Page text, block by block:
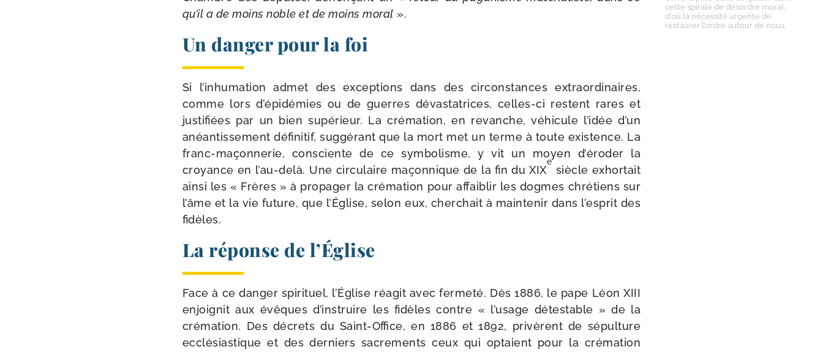
qu’il a de moins noble et de moins moral ».
Un danger pour la foi
Si l’inhumation admet des excep­tions dans des cir­cons­tances extra­or­di­naires,
comme lors d’épidémies ou de guerres dévas­ta­trices, celles-​ci res­tent rares et
jus­ti­fiées par un bien supé­rieur. La cré­ma­tion, en revanche, véhi­cule l’idée d’un
anéan­tis­se­ment défi­ni­tif, sug­gé­rant que la mort met un terme à toute exis­tence. La
franc-​maçonnerie, consciente de ce sym­bo­lisme, y vit un moyen d’éroder la
croyance en l’au-delà. Une cir­cu­laire maçon­nique de la fin du XIX
e
siècle exhor­tait
ain­si les « Frères » à pro­pa­ger la cré­ma­tion pour affai­blir les dogmes chré­tiens sur
l’âme et la vie future, que l’Église, selon eux, cher­chait à main­te­nir dans l’esprit des
fidèles.
La réponse de l’Église
Face à ce dan­ger spi­ri­tuel, l’Église réagit avec fer­me­té. Dès 1886, le pape Léon XIII
enjoi­gnit aux évêques d’instruire les fidèles contre « l’usage détes­table » de la
cré­ma­tion. Des décrets du Saint-​Office, en 1886 et 1892, pri­vèrent de sépul­ture
ecclé­sias­tique et des der­niers sacre­ments ceux qui optaient pour la cré­ma­tion
cette spirale de désordre moral,
d’où la nécessité urgente de
restaurer l’ordre autour de nous.